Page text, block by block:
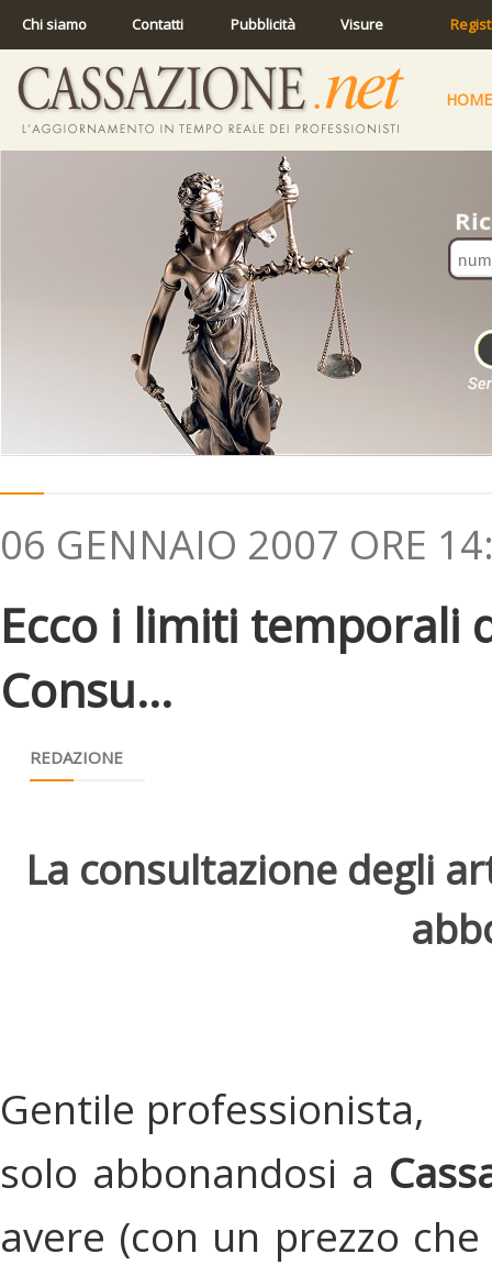
Chi siamo Contatti Pubblicità Visure
HOME
06 GENNAIO 2007 ORE
Ecco i limiti temporali
Consu...
REDAZIONE
La consultazione degli
Gentile professionista,
solo abbonandosi a
avere (con un prezzo